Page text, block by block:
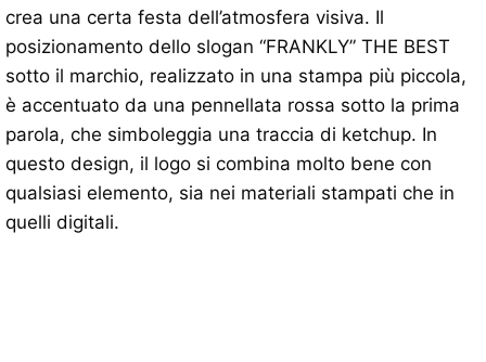
crea una certa festa dell’atmosfera visiva. Il
posizionamento dello slogan “FRANKLY” THE BEST
sotto il marchio, realizzato in una stampa più piccola,
è accentuato da una pennellata rossa sotto la prima
parola, che simboleggia una traccia di ketchup. In
questo design, il logo si combina molto bene con
qualsiasi elemento, sia nei materiali stampati che in
quelli digitali.